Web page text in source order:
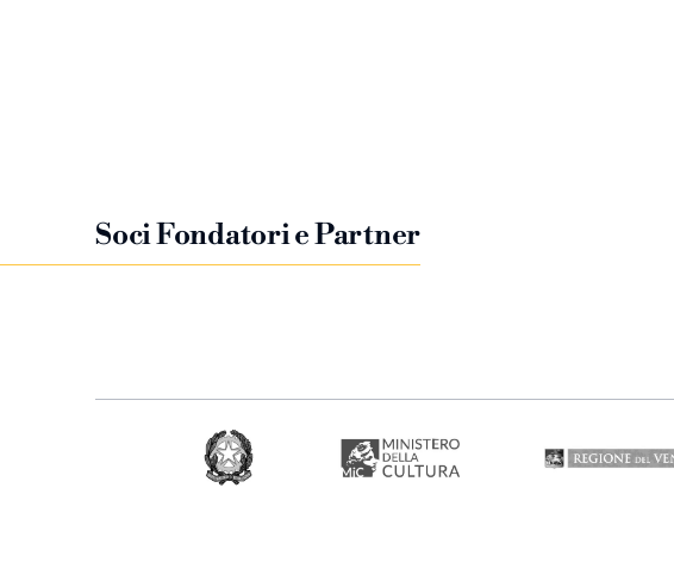
Soci Fondatori e Partner